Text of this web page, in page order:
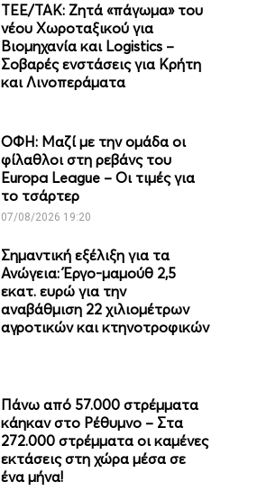
ΤΕΕ/ΤΑΚ: Ζητά «πάγωμα» του
νέου Χωροταξικού για
Βιομηχανία και Logistics –
Σοβαρές ενστάσεις για Κρήτη
και Λινοπεράματα
ΟΦΗ: Μαζί με την ομάδα οι
φίλαθλοι στη ρεβάνς του
Europa League – Οι τιμές για
το τσάρτερ
07/08/2026 19:20
Σημαντική εξέλιξη για τα
Ανώγεια: Έργο-μαμούθ 2,5
εκατ. ευρώ για την
αναβάθμιση 22 χιλιομέτρων
αγροτικών και κτηνοτροφικών
Πάνω από 57.000 στρέμματα
κάηκαν στο Ρέθυμνο – Στα
272.000 στρέμματα οι καμένες
εκτάσεις στη χώρα μέσα σε
ένα μήνα!